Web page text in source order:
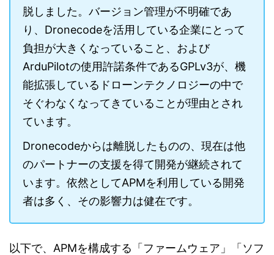
脱しました。バージョン管理が不明確であ
り、Dronecodeを活用している企業にとって
負担が大きくなっていること、および
ArduPilotの使用許諾条件であるGPLv3が、機
能拡張しているドローンテクノロジーの中で
そぐわなくなってきていることが理由とされ
ています。
Dronecodeからは離脱したものの、現在は他
のパートナーの支援を得て開発が継続されて
います。依然としてAPMを利用している開発
者は多く、その影響力は健在です。
以下で、APMを構成する「ファームウェア」「ソフ